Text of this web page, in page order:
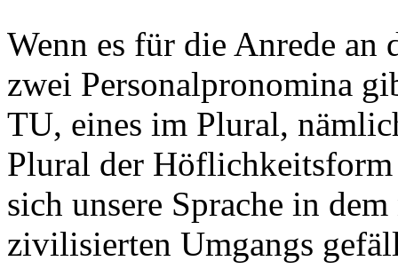
Wenn es für die Anrede an
zwei Personalpronomina
TU, eines im Plural,
Plural der Höflichkeitsform
sich unsere Sprache in
zivilisierten Umgangs